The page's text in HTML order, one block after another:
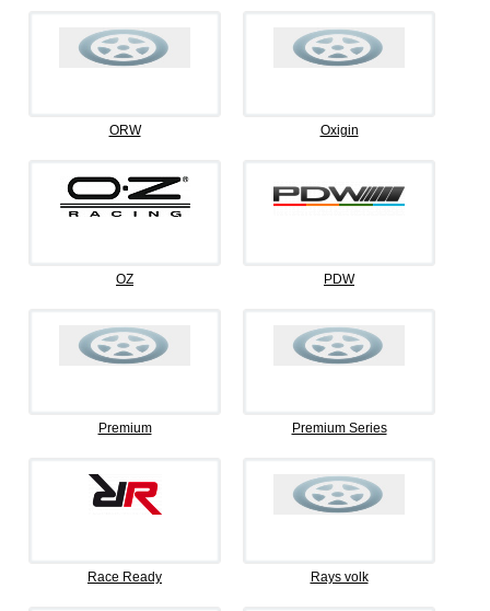
ORW Oxigin
OZ PDW
Premium Premium Series
Race Ready Rays volk